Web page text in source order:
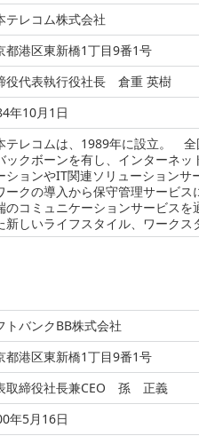
テレコム株式会社
都港区東新橋1丁目9番1号
役代表執行役社長 倉重 英樹
年10月1日
テレコムは、1989年に設立。
ックボーンを有し、インターネ
ションやIT関連ソリューションサ
ークの導入から保守管理サービ
のコミュニケーションサービス
新しいライフスタイル、ワークス
トバンクBB株式会社
都港区東新橋1丁目9番1号
取締役社長兼CEO 孫 正義
年5月16日